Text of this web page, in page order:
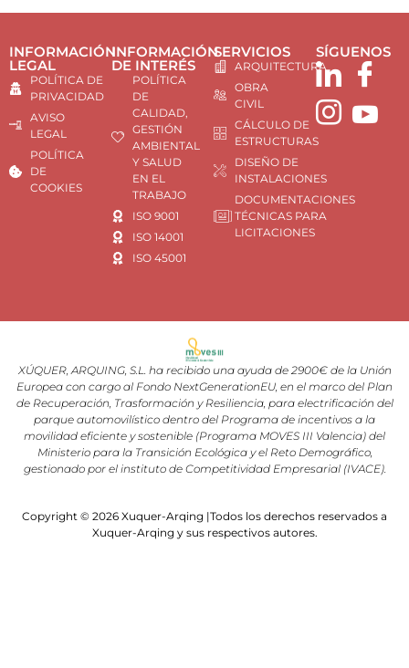
INFORMACIÓN
LEGAL
POLÍTICA DE
PRIVACIDAD
AVISO
LEGAL
POLÍTICA
DE
COOKIES
INFORMACIÓN
DE INTERÉS
POLÍTICA
DE
CALIDAD,
GESTIÓN
AMBIENTAL
Y SALUD
EN EL
TRABAJO
ISO 9001
ISO 14001
ISO 45001
SERVICIOS
ARQUITECTURA
OBRA
CIVIL
CÁLCULO DE
ESTRUCTURAS
DISEÑO DE
INSTALACIONES
DOCUMENTACIONES
TÉCNICAS PARA
LICITACIONES
SÍGUENOS
XÚQUER, ARQUING, S.L. ha recibido una ayuda de 2900€ de la Unión
Europea con cargo al Fondo NextGenerationEU, en el marco del Plan
de Recuperación, Trasformación y Resiliencia, para electrificación del
parque automovilístico dentro del Programa de incentivos a la
movilidad eficiente y sostenible (Programa MOVES III Valencia) del
Ministerio para la Transición Ecológica y el Reto Demográfico,
gestionado por el instituto de Competitividad Empresarial (IVACE).
Copyright © 2026 Xuquer-Arqing |Todos los derechos reservados a
Xuquer-Arqing y sus respectivos autores.